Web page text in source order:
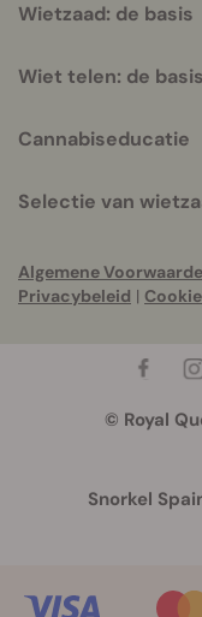
Wietzaad: de basis
Wiet telen: de basis
Cannabiseducatie
Selectie van
Algemene
Privacybeleid |
© Royal
Snorkel